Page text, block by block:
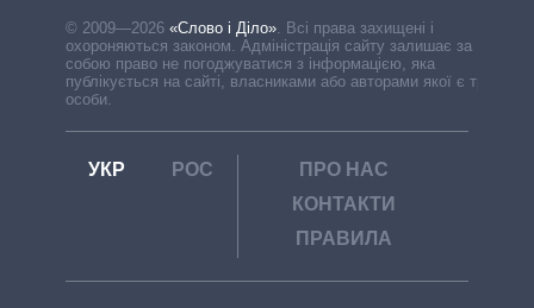
© 2009—2026 «Слово і Діло» Всі права захищені і
охороняються законом. Адміністрація сайту залишає за
собою право не погоджуватися з інформацією, яка
публікується на сайті, власниками або авторами якої є треті
особи.
УКР РОС
ПРО НАС
КОНТАКТИ
ПРАВИЛА